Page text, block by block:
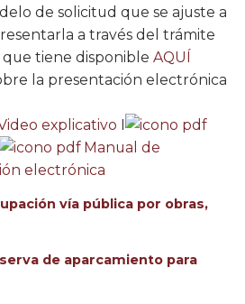
de solicitud que se ajuste a
a través del trámite
tiene disponible AQUÍ​
la presentación electrónica
explicativo
Manual de
electrónica​
vía pública por obras,
de aparcamiento para